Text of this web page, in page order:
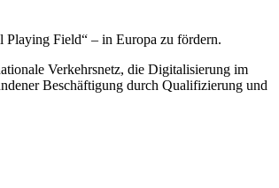
Playing Field“ – in Europa zu fördern.
Verkehrsnetz, die Digitalisierung im
Beschäftigung durch Qualifizierung und